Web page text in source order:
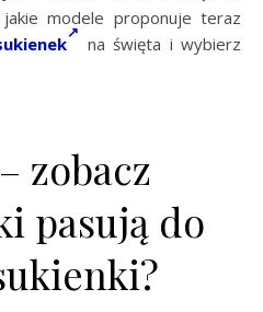
modele proponuje teraz
na święta i wybierz
– zobacz
pasują do